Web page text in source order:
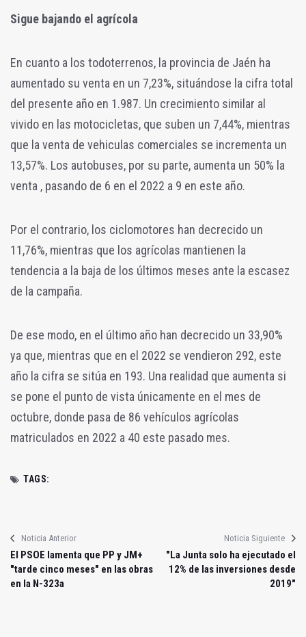
Sigue bajando el agrícola
En cuanto a los todoterrenos, la provincia de Jaén ha
aumentado su venta en un 7,23%, situándose la cifra total
del presente año en 1.987. Un crecimiento similar al
vivido en las motocicletas, que suben un 7,44%, mientras
que la venta de vehiculas comerciales se incrementa un
13,57%. Los autobuses, por su parte, aumenta un 50% la
venta , pasando de 6 en el 2022 a 9 en este año.
Por el contrario, los ciclomotores han decrecido un
11,76%, mientras que los agrícolas mantienen la
tendencia a la baja de los últimos meses ante la escasez
de la campaña.
De ese modo, en el último año han decrecido un 33,90%
ya que, mientras que en el 2022 se vendieron 292, este
año la cifra se sitúa en 193. Una realidad que aumenta si
se pone el punto de vista únicamente en el mes de
octubre, donde pasa de 86 vehículos agrícolas
matriculados en 2022 a 40 este pasado mes.
TAGS:
Noticia Anterior
El PSOE lamenta que PP y JM+
"tarde cinco meses" en las obras
en la N-323a
Noticia Siguiente
"La Junta solo ha ejecutado el
12% de las inversiones desde
2019"